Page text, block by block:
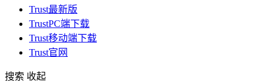
Trust最新版
TrustPC端下载
Trust移动端下载
Trust官网
搜索 收起